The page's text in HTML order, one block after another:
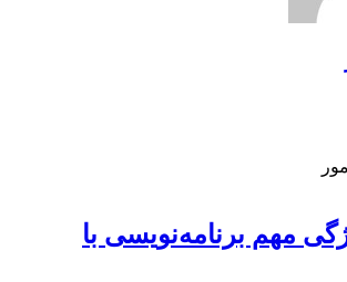
مهم برنامه‌نویسی با